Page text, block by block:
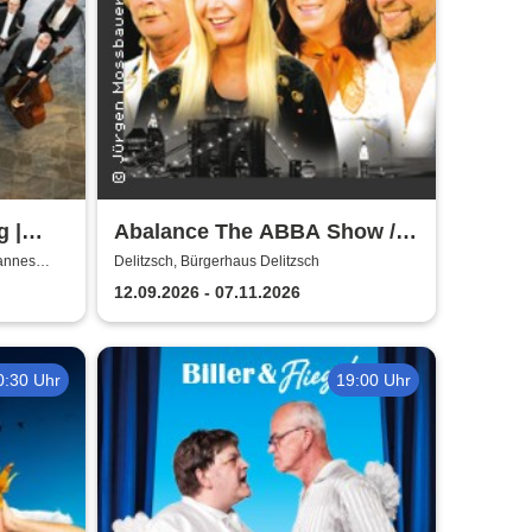
|
Abalance The ABBA Show /
Revival Show - a tribute to
ABBA
Delitzsch, Bürgerhaus Delitzsch
12.09.2026 - 07.11.2026
Uhr 19:00 Uhr